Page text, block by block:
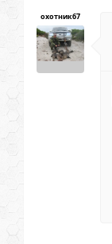
охотник67